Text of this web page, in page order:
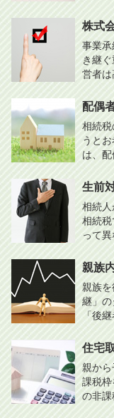
株式
事業
き継
営者
配偶
相続税
うと
は、
生前
相続
相続
って
親族
親族
継」の
「後
住宅
親か
課税
の非